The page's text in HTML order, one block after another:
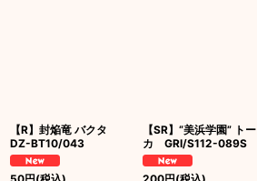
【R】封焔竜 バクタ
DZ-BT10/043
【SR】“美浜学園” トー
カ GRI/S112-089S